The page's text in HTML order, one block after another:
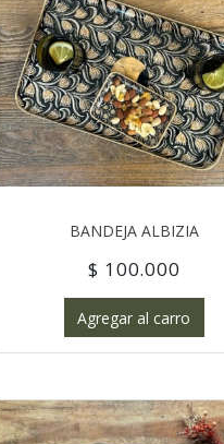
BANDEJA ALBIZIA
$ 100.000
Agregar al carro